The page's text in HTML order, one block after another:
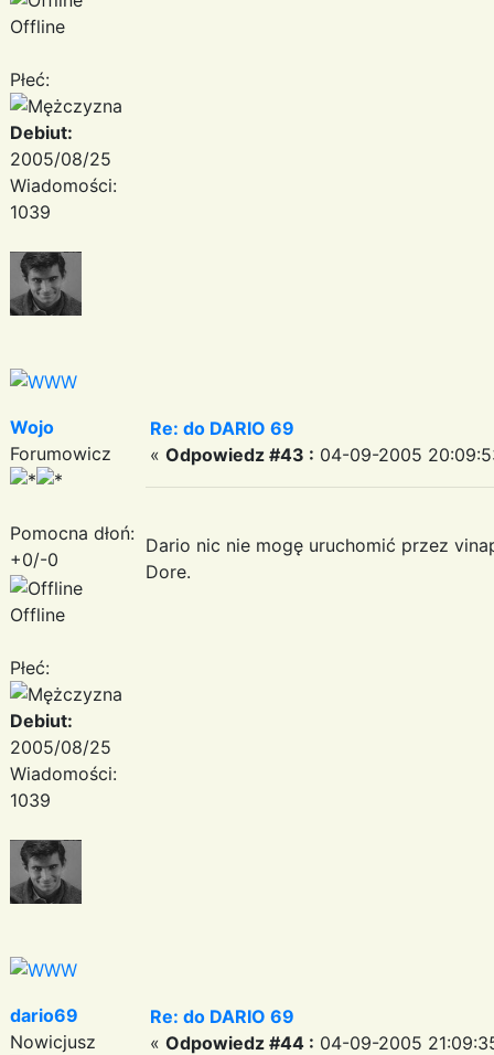
Offline
Płeć:
Debiut:
2005/08/25
Wiadomości:
1039
Wojo
Forumowicz
Pomocna dłoń:
+0/-0
Offline
Płeć:
Debiut:
2005/08/25
Wiadomości:
1039
Re: do DARIO 69
« Odpowiedz #43 : 04-09-2005
Dario nic nie mogę uruchomić przez
Dore.
dario69
Nowicjusz
Re: do DARIO 69
« Odpowiedz #44 : 04-09-2005